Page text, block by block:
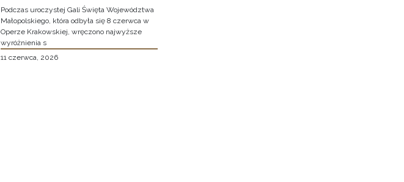
Podczas uroczystej Gali Święta Województwa
Małopolskiego, która odbyła się 8 czerwca w
Operze Krakowskiej, wręczono najwyższe
wyróżnienia s
11 czerwca, 2026